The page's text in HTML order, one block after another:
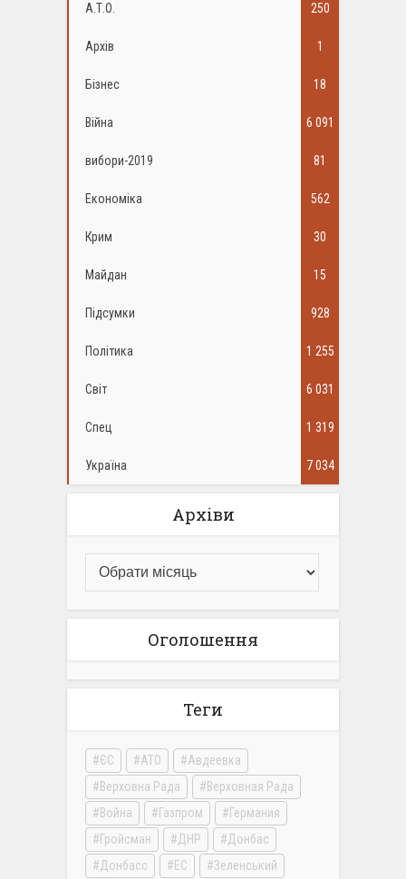
А.Т.О. 250
Архів 1
Бізнес 18
Війна 6 091
вибори-2019 81
Економіка 562
Крим 30
Майдан 15
Підсумки 928
Політика 1 255
Світ 6 031
Спец 1 319
Україна 7 034
Архіви
Оголошення
Теги
ЄС АТО
Авдеевка
Верховна Рада
Верховная Рада
Война
Газпром
Германия
Гройсман
ДНР
Донбас
Донбасс
ЕС Зеленський